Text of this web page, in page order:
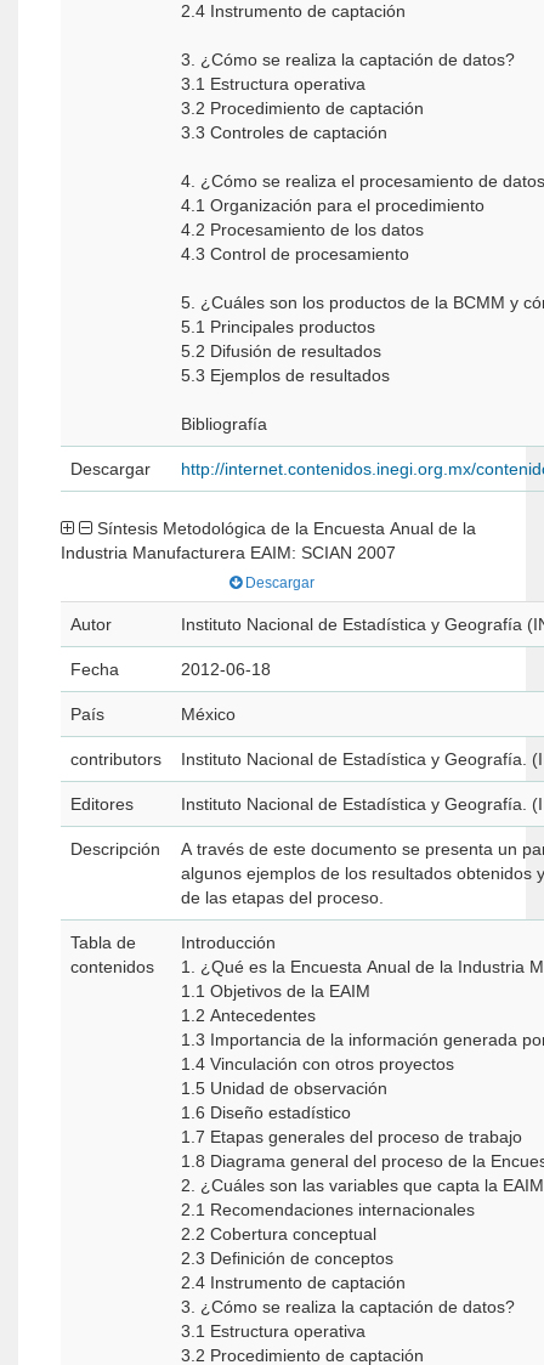
2.4 Instrumento de captación
3. ¿Cómo se realiza la captación de datos?
3.1 Estructura operativa
3.2 Procedimiento de captación
3.3 Controles de captación
4. ¿Cómo se realiza el procesamiento de
4.1 Organización para el procedimiento
4.2 Procesamiento de los datos
4.3 Control de procesamiento
5. ¿Cuáles son los productos de la BCMM y
5.1 Principales productos
5.2 Difusión de resultados
5.3 Ejemplos de resultados
Bibliografía
Descargar http://internet.contenidos.inegi.org.mx/
Industria Manufacturera EAIM: SCIAN 2007
Descargar
Autor Instituto Nacional de Estadística y Geografía
Fecha 2012-06-18
País México
contributors Instituto Nacional de Estadística y Geografía.
Editores Instituto Nacional de Estadística y Geografía.
Descripción
A través de este documento se presenta un
algunos ejemplos de los resultados obtenidos
de las etapas del proceso.
Tabla de
contenidos
Introducción
1. ¿Qué es la Encuesta Anual de la Industria
1.1 Objetivos de la EAIM
1.2 Antecedentes
1.3 Importancia de la información generada
1.4 Vinculación con otros proyectos
1.5 Unidad de observación
1.6 Diseño estadístico
1.7 Etapas generales del proceso de trabajo
1.8 Diagrama general del proceso de la
2. ¿Cuáles son las variables que capta la
2.1 Recomendaciones internacionales
2.2 Cobertura conceptual
2.3 Definición de conceptos
2.4 Instrumento de captación
3. ¿Cómo se realiza la captación de datos?
3.1 Estructura operativa
3.2 Procedimiento de captación